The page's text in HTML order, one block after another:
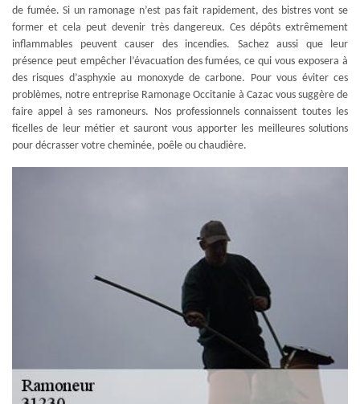
de fumée. Si un ramonage n’est pas fait rapidement, des bistres vont se
former et cela peut devenir très dangereux. Ces dépôts extrêmement
inflammables peuvent causer des incendies. Sachez aussi que leur
présence peut empêcher l’évacuation des fumées, ce qui vous exposera à
des risques d’asphyxie au monoxyde de carbone. Pour vous éviter ces
problèmes, notre entreprise Ramonage Occitanie à Cazac vous suggère de
faire appel à ses ramoneurs. Nos professionnels connaissent toutes les
ficelles de leur métier et sauront vous apporter les meilleures solutions
pour décrasser votre cheminée, poêle ou chaudière.